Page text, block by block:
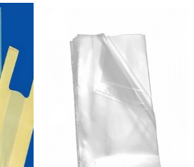
sobre os produtos
basta solicitar clicar